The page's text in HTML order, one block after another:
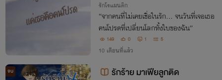
รักโรแมนติก
“จากคนที่ไม่เคยเชื่อในรัก… จนวันที่เจอเธอ
คนโปรดที่เปลี่ยนโลกทั้งใบของฉัน”
149 0 1 5
10 เดือนที่แล้ว
จบ รักร้าย มาเฟียลูกติด